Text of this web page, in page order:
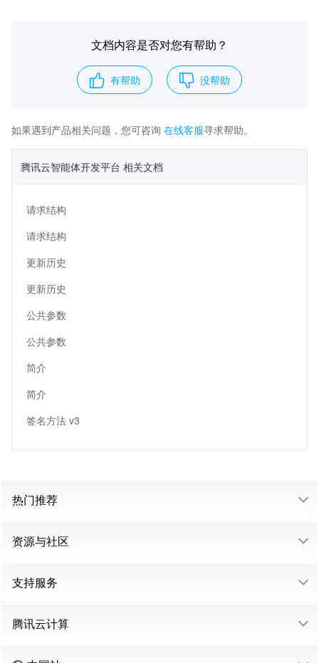
文档内容是否对您有帮助？
有帮助 没帮助
如果遇到产品相关问题，您可咨询 在线客服寻求帮助。
腾讯云智能体开发平台 相关文档
请求结构
请求结构
更新历史
更新历史
公共参数
公共参数
简介
简介
签名方法 v3
热门推荐
资源与社区
支持服务
腾讯云计算